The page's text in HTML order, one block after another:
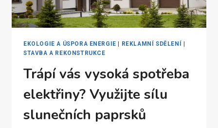
EKOLOGIE A ÚSPORA ENERGIE | REKLAMNÍ SDĚLENÍ |
STAVBA A REKONSTRUKCE
Trápí vás vysoká spotřeba
elektřiny? Využijte sílu
slunečních paprsků